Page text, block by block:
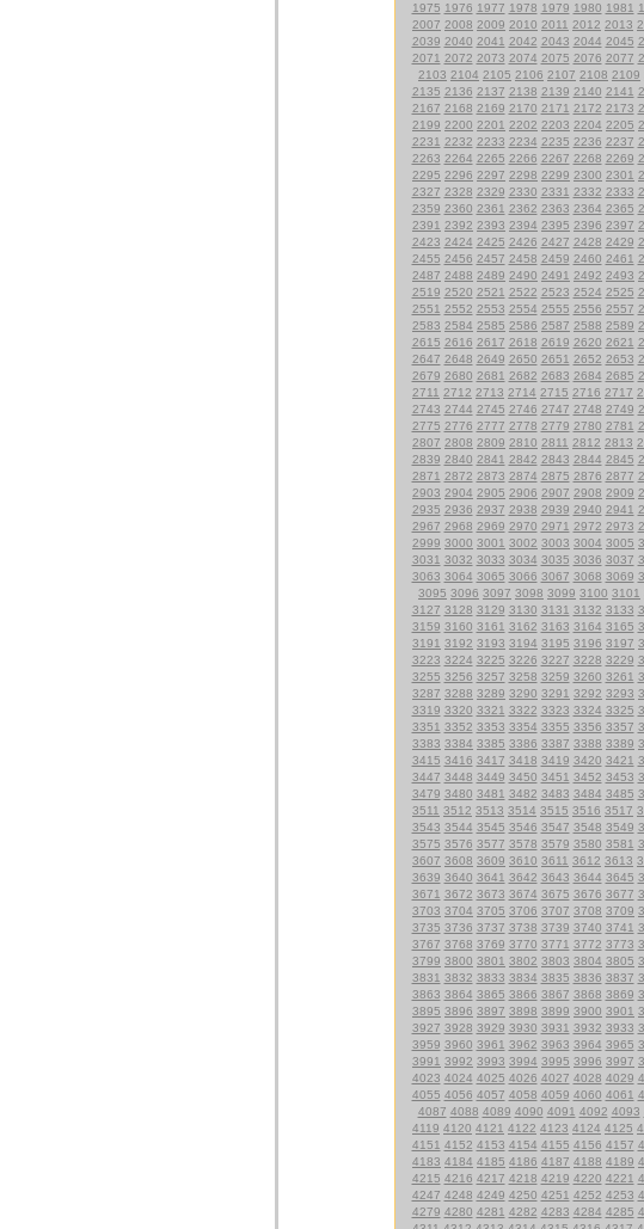
1975 1976 1977 1978 1979 1980 1981
2007 2008 2009 2010 2011 2012 2013
2039 2040 2041 2042 2043 2044 2045
2071 2072 2073 2074 2075 2076 2077
2103 2104 2105 2106 2107 2108 2109
2135 2136 2137 2138 2139 2140 2141
2167 2168 2169 2170 2171 2172 2173
2199 2200 2201 2202 2203 2204 2205
2231 2232 2233 2234 2235 2236 2237
2263 2264 2265 2266 2267 2268 2269
2295 2296 2297 2298 2299 2300 2301
2327 2328 2329 2330 2331 2332 2333
2359 2360 2361 2362 2363 2364 2365
2391 2392 2393 2394 2395 2396 2397
2423 2424 2425 2426 2427 2428 2429
2455 2456 2457 2458 2459 2460 2461
2487 2488 2489 2490 2491 2492 2493
2519 2520 2521 2522 2523 2524 2525
2551 2552 2553 2554 2555 2556 2557
2583 2584 2585 2586 2587 2588 2589
2615 2616 2617 2618 2619 2620 2621
2647 2648 2649 2650 2651 2652 2653
2679 2680 2681 2682 2683 2684 2685
2711 2712 2713 2714 2715 2716 2717
2743 2744 2745 2746 2747 2748 2749
2775 2776 2777 2778 2779 2780 2781
2807 2808 2809 2810 2811 2812 2813
2839 2840 2841 2842 2843 2844 2845
2871 2872 2873 2874 2875 2876 2877
2903 2904 2905 2906 2907 2908 2909
2935 2936 2937 2938 2939 2940 2941
2967 2968 2969 2970 2971 2972 2973
2999 3000 3001 3002 3003 3004 3005
3031 3032 3033 3034 3035 3036 3037
3063 3064 3065 3066 3067 3068 3069
3095 3096 3097 3098 3099 3100 3101
3127 3128 3129 3130 3131 3132 3133
3159 3160 3161 3162 3163 3164 3165
3191 3192 3193 3194 3195 3196 3197
3223 3224 3225 3226 3227 3228 3229
3255 3256 3257 3258 3259 3260 3261
3287 3288 3289 3290 3291 3292 3293
3319 3320 3321 3322 3323 3324 3325
3351 3352 3353 3354 3355 3356 3357
3383 3384 3385 3386 3387 3388 3389
3415 3416 3417 3418 3419 3420 3421
3447 3448 3449 3450 3451 3452 3453
3479 3480 3481 3482 3483 3484 3485
3511 3512 3513 3514 3515 3516 3517
3543 3544 3545 3546 3547 3548 3549
3575 3576 3577 3578 3579 3580 3581
3607 3608 3609 3610 3611 3612 3613
3639 3640 3641 3642 3643 3644 3645
3671 3672 3673 3674 3675 3676 3677
3703 3704 3705 3706 3707 3708 3709
3735 3736 3737 3738 3739 3740 3741
3767 3768 3769 3770 3771 3772 3773
3799 3800 3801 3802 3803 3804 3805
3831 3832 3833 3834 3835 3836 3837
3863 3864 3865 3866 3867 3868 3869
3895 3896 3897 3898 3899 3900 3901
3927 3928 3929 3930 3931 3932 3933
3959 3960 3961 3962 3963 3964 3965
3991 3992 3993 3994 3995 3996 3997
4023 4024 4025 4026 4027 4028 4029
4055 4056 4057 4058 4059 4060 4061
4087 4088 4089 4090 4091 4092 4093
4119 4120 4121 4122 4123 4124 4125
4151 4152 4153 4154 4155 4156 4157
4183 4184 4185 4186 4187 4188 4189
4215 4216 4217 4218 4219 4220 4221
4247 4248 4249 4250 4251 4252 4253
4279 4280 4281 4282 4283 4284 4285